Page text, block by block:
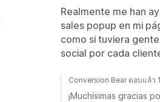
Realmente me han
sales popup en mi
como si tuviera
social por cada
Conversion Bear ตอบแล้ว
¡Muchísimas gracias